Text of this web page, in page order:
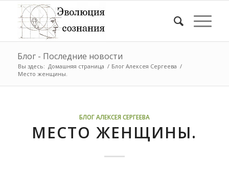
Блог - Последние новости
Вы здесь: Домашняя страница / Блог Алексея Сергеева /
Место женщины.
БЛОГ АЛЕКСЕЯ СЕРГЕЕВА
МЕСТО ЖЕНЩИНЫ.